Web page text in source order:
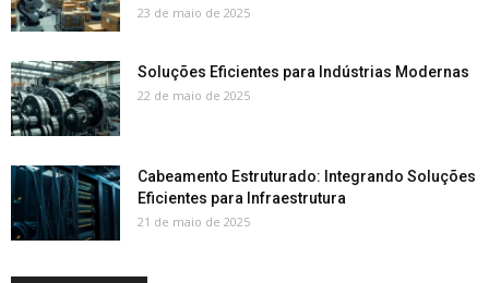
23 de maio de 2025
Soluções Eficientes para Indústrias Modernas
22 de maio de 2025
Cabeamento Estruturado: Integrando Soluções
Eficientes para Infraestrutura
21 de maio de 2025